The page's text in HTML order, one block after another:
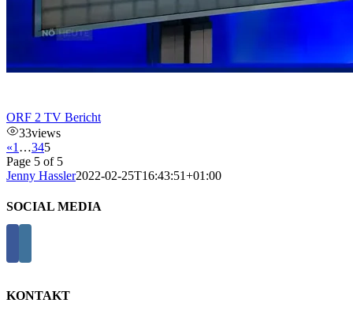
ORF 2 TV Bericht
33views
«1 …345
Page 5 of 5
Jenny Hassler2022-02-25T16:43:51+01:00
SOCIAL MEDIA
KONTAKT